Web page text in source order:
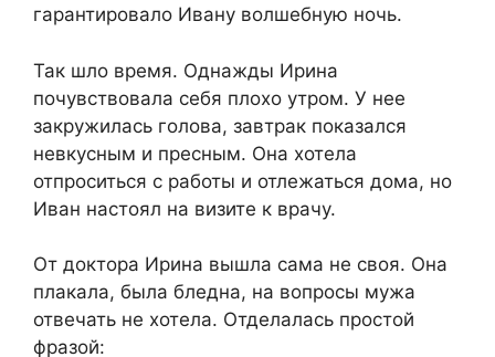
гарантировало Ивану волшебную ночь.​
​Так шло время. Однажды Ирина
почувствовала себя плохо утром. У нее
закружилась голова, завтрак показался
невкусным и пресным. Она хотела
отпроситься с работы и отлежаться дома, но
Иван настоял на визите к врачу.​
​От доктора Ирина вышла сама не своя. Она
плакала, была бледна, на вопросы мужа
отвечать не хотела. Отделалась простой
фразой:​